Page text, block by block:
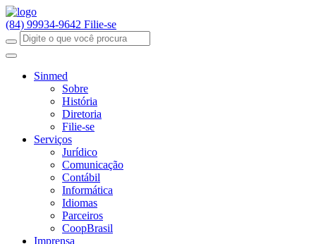
(84) 99934-9642 Filie-se
Sinmed
Sobre
História
Diretoria
Filie-se
Serviços
Jurídico
Comunicação
Contábil
Informática
Idiomas
Parceiros
CoopBrasil
Imprensa